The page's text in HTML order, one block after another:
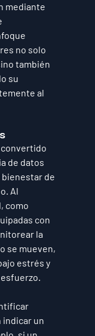
mediante
no solo
también
su
al
de datos
de
Al
como
con
la
se mueven,
estrés y
indicar un